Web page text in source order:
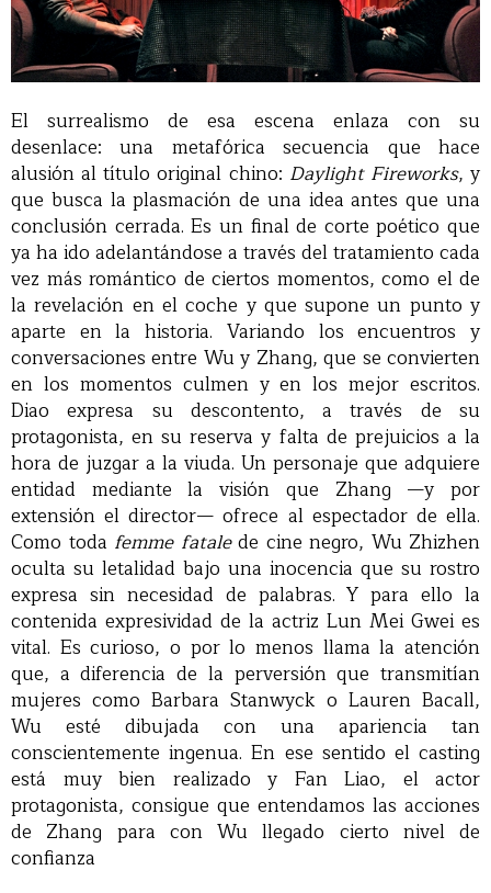
El surrealismo de esa escena enlaza con su
desenlace: una metafórica secuencia que hace
alusión al título original chino: Daylight Fireworks, y
que busca la plasmación de una idea antes que una
conclusión cerrada. Es un final de corte poético que
ya ha ido adelantándose a través del tratamiento cada
vez más romántico de ciertos momentos, como el de
la revelación en el coche y que supone un punto y
aparte en la historia. Variando los encuentros y
conversaciones entre Wu y Zhang, que se convierten
en los momentos culmen y en los mejor escritos.
Diao expresa su descontento, a través de su
protagonista, en su reserva y falta de prejuicios a la
hora de juzgar a la viuda. Un personaje que adquiere
entidad mediante la visión que Zhang —y por
extensión el director— ofrece al espectador de ella.
Como toda femme fatalede cine negro, Wu Zhizhen
oculta su letalidad bajo una inocencia que su rostro
expresa sin necesidad de palabras. Y para ello la
contenida expresividad de la actriz Lun Mei Gwei es
vital. Es curioso, o por lo menos llama la atención
que, a diferencia de la perversión que transmitían
mujeres como Barbara Stanwyck o Lauren Bacall,
Wu esté dibujada con una apariencia tan
conscientemente ingenua. En ese sentido el casting
está muy bien realizado y Fan Liao, el actor
protagonista, consigue que entendamos las acciones
de Zhang para con Wu llegado cierto nivel de
confianza